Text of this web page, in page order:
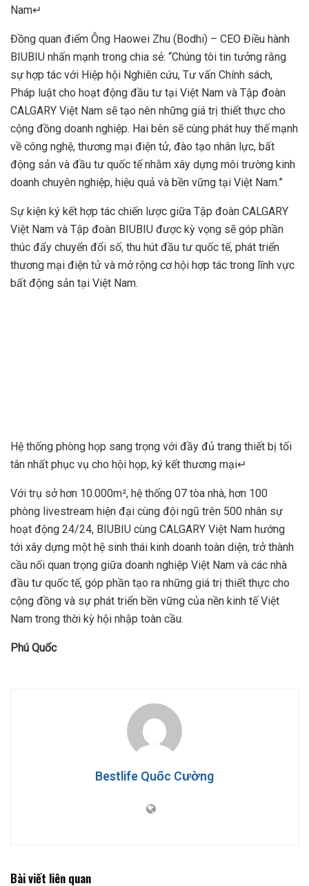
Nam↵
Đồng quan điểm Ông Haowei Zhu (Bodhi) – CEO Điều hành
BIUBIU nhấn mạnh trong chia sẻ: “Chúng tôi tin tưởng rằng
sự hợp tác với Hiệp hội Nghiên cứu, Tư vấn Chính sách,
Pháp luật cho hoạt động đầu tư tại Việt Nam và Tập đoàn
CALGARY Việt Nam sẽ tạo nên những giá trị thiết thực cho
cộng đồng doanh nghiệp. Hai bên sẽ cùng phát huy thế mạnh
về công nghệ, thương mại điện tử, đào tạo nhân lực, bất
động sản và đầu tư quốc tế nhằm xây dựng môi trường kinh
doanh chuyên nghiệp, hiệu quả và bền vững tại Việt Nam.”
Sự kiện ký kết hợp tác chiến lược giữa Tập đoàn CALGARY
Việt Nam và Tập đoàn BIUBIU được kỳ vọng sẽ góp phần
thúc đẩy chuyển đổi số, thu hút đầu tư quốc tế, phát triển
thương mại điện tử và mở rộng cơ hội hợp tác trong lĩnh vực
bất động sản tại Việt Nam.
Hệ thống phòng họp sang trọng với đầy đủ trang thiết bị tối
tân nhất phục vụ cho hội họp, ký kết thương mại↵
Với trụ sở hơn 10.000m², hệ thống 07 tòa nhà, hơn 100
phòng livestream hiện đại cùng đội ngũ trên 500 nhân sự
hoạt động 24/24, BIUBIU cùng CALGARY Việt Nam hướng
tới xây dựng một hệ sinh thái kinh doanh toàn diện, trở thành
cầu nối quan trọng giữa doanh nghiệp Việt Nam và các nhà
đầu tư quốc tế, góp phần tạo ra những giá trị thiết thực cho
cộng đồng và sự phát triển bền vững của nền kinh tế Việt
Nam trong thời kỳ hội nhập toàn cầu.
Phú Quốc
Bestlife Quốc Cường
Bài viết liên quan